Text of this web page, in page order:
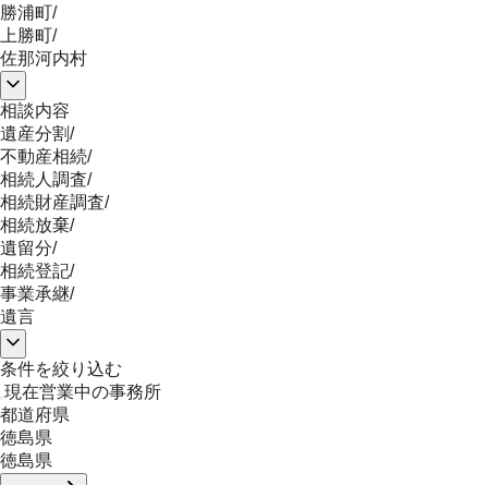
勝浦町/
上勝町/
佐那河内村
相談内容
遺産分割/
不動産相続/
相続人調査/
相続財産調査/
相続放棄/
遺留分/
相続登記/
事業承継/
遺言
条件を絞り込む
現在営業中の事務所
都道府県
徳島県
徳島県